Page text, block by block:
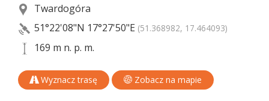
Twardogóra
51°22'08"N 17°27'50"E (51.368982, 17.464093)
169 m n. p. m.
Wyznacz trasę Zobacz na mapie